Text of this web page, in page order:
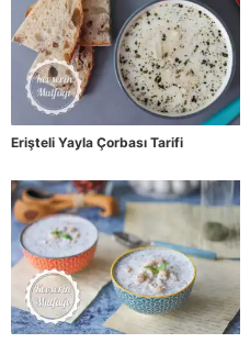
Erişteli Yayla Çorbası Tarifi